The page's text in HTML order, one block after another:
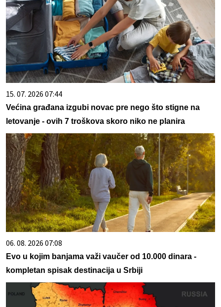
15. 07. 2026 07:44
Većina građana izgubi novac pre nego što stigne na
letovanje - ovih 7 troškova skoro niko ne planira
06. 08. 2026 07:08
Evo u kojim banjama važi vaučer od 10.000 dinara -
kompletan spisak destinacija u Srbiji